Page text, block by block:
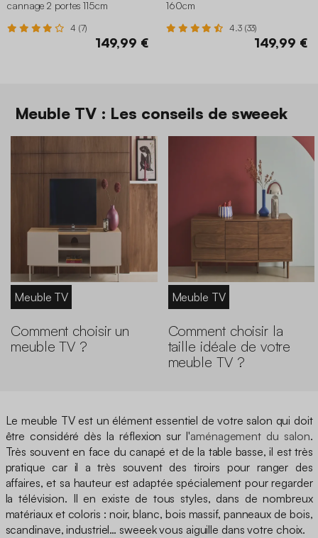
cannage 2 portes 115cm
4 (7)
149,99 €
160cm
4.3 (33)
149,99 €
Meuble TV : Les conseils de sweeek
Meuble TV
Comment choisir un
meuble TV ?
Meuble TV
Comment choisir la
taille idéale de votre
meuble TV ?
Le meuble TV est un élément essentiel de votre salon qui doit
être considéré dès la réflexion sur l'aménagement du salon.
Très souvent en face du canapé et de la table basse, il est très
pratique car il a très souvent des tiroirs pour ranger des
affaires, et sa hauteur est adaptée spécialement pour regarder
la télévision. Il en existe de tous styles, dans de nombreux
matériaux et coloris : noir, blanc, bois massif, panneaux de bois,
scandinave, industriel… sweeek vous aiguille dans votre choix.